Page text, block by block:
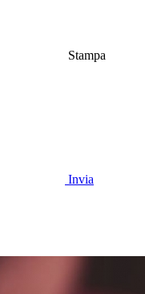
Stampa
Invia